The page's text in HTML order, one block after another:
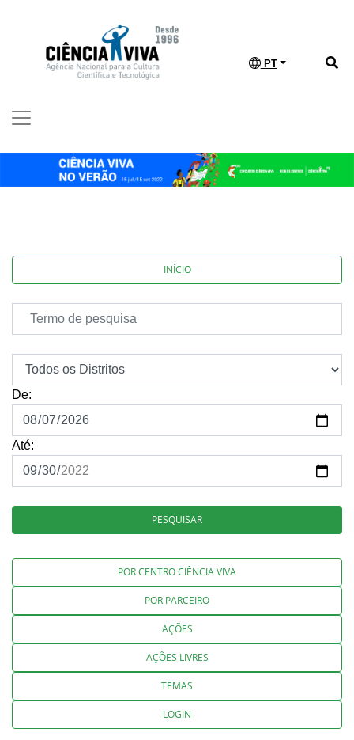
PT
INÍCIO
De:
Até:
PESQUISAR
POR CENTRO CIÊNCIA VIVA
POR PARCEIRO
AÇÕES
AÇÕES LIVRES
TEMAS
LOGIN